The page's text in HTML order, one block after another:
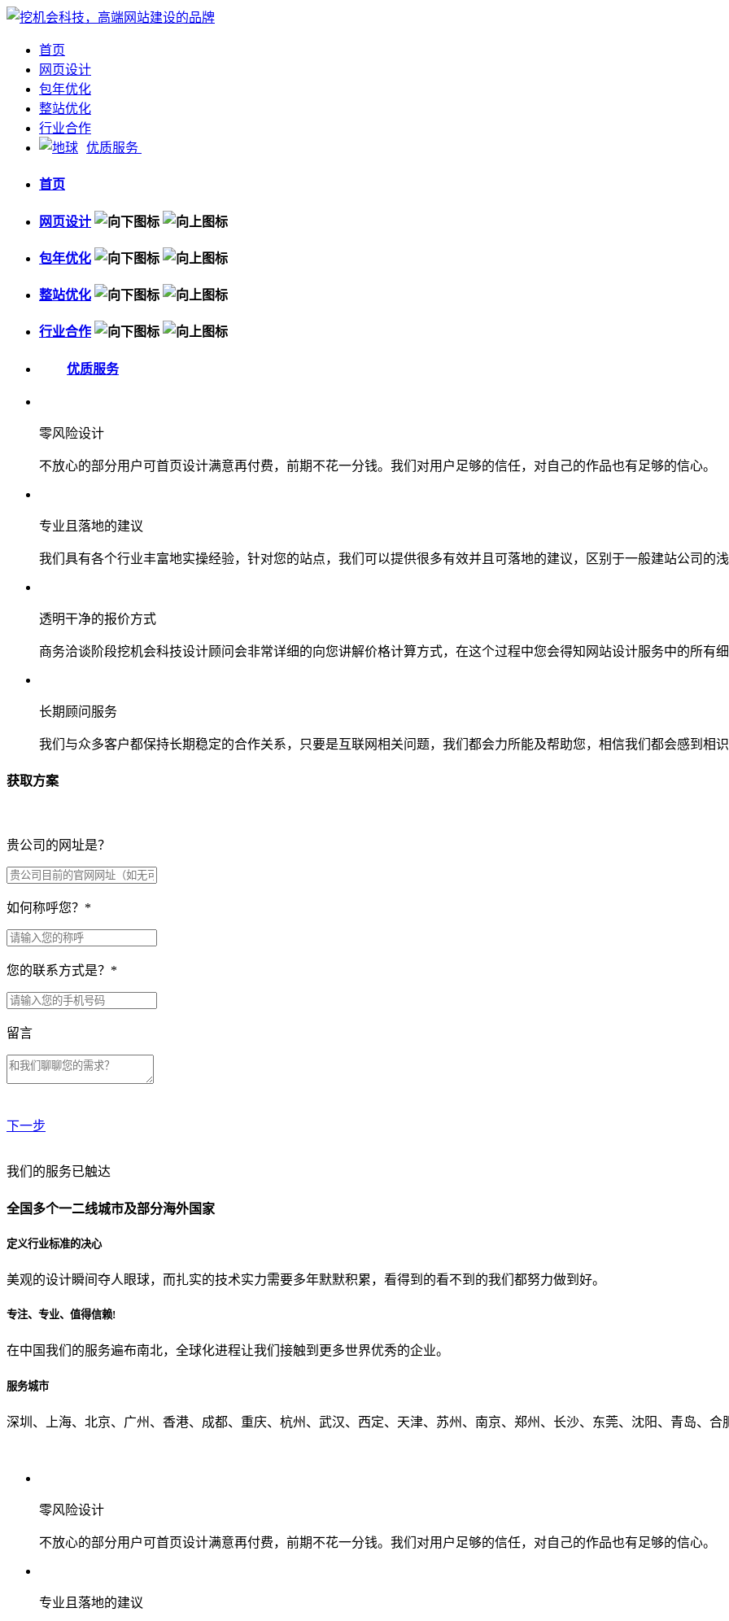
首页
网页设计
包年优化
整站优化
行业合作
优质服务
首页
网页设计
包年优化
整站优化
行业合作
优质服务
零风险设计
不放心的部分用户可首页设计满意再付费，前期不花一分钱。我们对用户足够的信任，对自己的作品也有足够的信心。
专业且落地的建议
我们具有各个行业丰富地实操经验，针对您的站点，我们可以提供很多有效并且可落地的建议，区别于一般建站公司的
透明干净的报价方式
商务洽谈阶段挖机会科技设计顾问会非常详细的向您讲解价格计算方式，在这个过程中您会得知网站设计服务中的所有
长期顾问服务
我们与众多客户都保持长期稳定的合作关系，只要是互联网相关问题，我们都会力所能及帮助您，相信我们都会感到相
获取方案
贵公司的网址是？
如何称呼您？ *
您的联系方式是？ *
留言
下一步
贵公司预算范围是？
贵公司的团队规模是？
从哪里了解到我们？
我们的服务已触达
全国多个一二线城市及部分海外国家
定义行业标准的决心
美观的设计瞬间夺人眼球，而扎实的技术实力需要多年默默积累，看得到的看不到的我们都努力做到好。
专注、专业、值得信赖!
在中国我们的服务遍布南北，全球化进程让我们接触到更多世界优秀的企业。
服务城市
深圳、上海、北京、广州、香港、成都、重庆、杭州、武汉、西定、天津、苏州、南京、郑州、长沙、东莞、沈阳、青岛、合
零风险设计
不放心的部分用户可首页设计满意再付费，前期不花一分钱。我们对用户足够的信任，对自己的作品也有足够的信心。
专业且落地的建议